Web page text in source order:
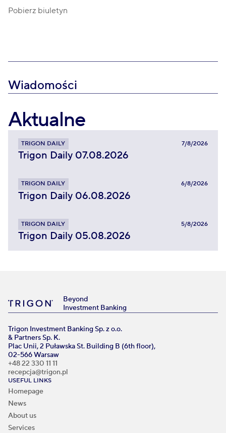
Pobierz biuletyn
Wiadomości
Aktualne
TRIGON DAILY 7/8/2026
Trigon Daily 07.08.2026
TRIGON DAILY 6/8/2026
Trigon Daily 06.08.2026
TRIGON DAILY 5/8/2026
Trigon Daily 05.08.2026
Beyond
Investment Banking
Trigon Investment Banking Sp. z o.o.
& Partners Sp. K.
Plac Unii, 2 Puławska St. Building B (6th floor),
02-566 Warsaw
+48 22 330 11 11
recepcja@trigon.pl
USEFUL LINKS
Homepage
News
About us
Services